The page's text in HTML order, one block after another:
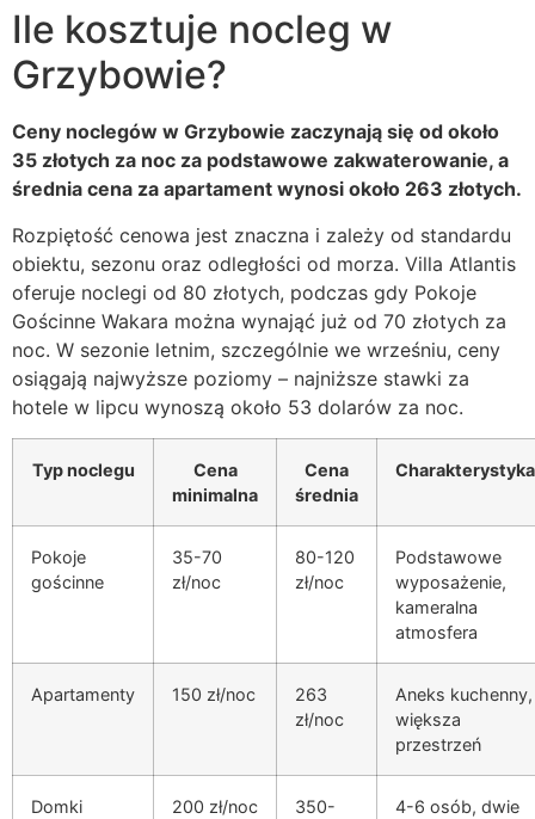
Ile kosztuje nocleg w
Grzybowie?
Ceny noclegów w Grzybowie zaczynają się od około
35 złotych za noc za podstawowe zakwaterowanie, a
średnia cena za apartament wynosi około 263 złotych.
Rozpiętość cenowa jest znaczna i zależy od standardu
obiektu, sezonu oraz odległości od morza. Villa Atlantis
oferuje noclegi od 80 złotych, podczas gdy Pokoje
Gościnne Wakara można wynająć już od 70 złotych za
noc. W sezonie letnim, szczególnie we wrześniu, ceny
osiągają najwyższe poziomy – najniższe stawki za
hotele w lipcu wynoszą około 53 dolarów za noc.
Typ noclegu
Cena
minimalna
Cena
średnia
Charakterystyka
Pokoje
gościnne
35-70
zł/noc
80-120
zł/noc
Podstawowe
wyposażenie,
kameralna
atmosfera
Apartamenty 150 zł/noc
263
zł/noc
Aneks kuchenny,
większa
przestrzeń
Domki 200 zł/noc 350- 4-6 osób, dwie